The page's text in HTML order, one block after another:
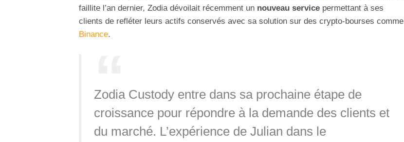
faillite l’an dernier, Zodia dévoilait récemment un nouveau service permettant à ses
clients de refléter leurs actifs conservés avec sa solution sur des crypto-bourses comme
Binance.
Zodia Custody entre dans sa prochaine étape de
croissance pour répondre à la demande des clients et
du marché. L’expérience de Julian dans le